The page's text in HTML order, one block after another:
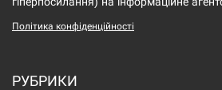
Політика конфіденційності
РУБРИКИ